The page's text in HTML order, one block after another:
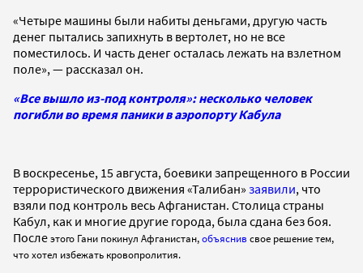
«Четыре машины были набиты деньгами, другую часть
денег пытались запихнуть в вертолет, но не все
поместилось. И часть денег осталась лежать на взлетном
поле», — рассказал он.
«Все вышло из-под контроля»: несколько человек
погибли во время паники в аэропорту Кабула
В воскресенье, 15 августа, боевики запрещенного в России
террористического движения «Талибан» заявили, что
взяли под контроль весь Афганистан. Столица страны
Кабул, как и многие другие города, была сдана без боя.
Послеэтого Гани покинул Афганистан,объяснив свое решение тем,
что хотел избежать кровопролития.